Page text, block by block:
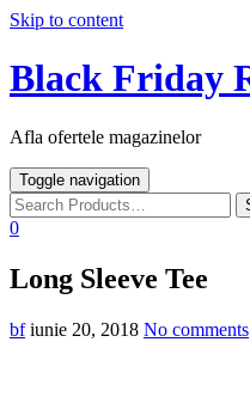
Skip to content
Black Friday
Afla ofertele magazinelor
Toggle navigation
0
Long Sleeve Tee
bf iunie 20, 2018 No comments